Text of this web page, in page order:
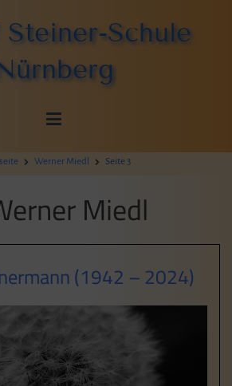
Schule
Werner Miedl Seite 3
Miedl
(1942 – 2024)